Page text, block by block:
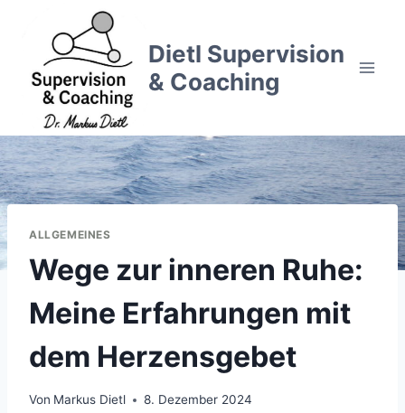
springen
Dietl Supervision
& Coaching
ALLGEMEINES
Wege zur inneren Ruhe:
Meine Erfahrungen mit
dem Herzensgebet
Von Markus Dietl 8. Dezember 2024